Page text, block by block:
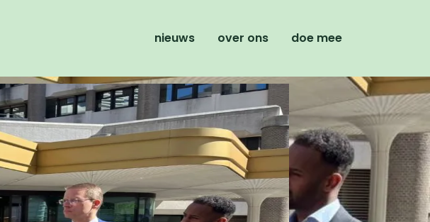
nieuws over ons doe mee